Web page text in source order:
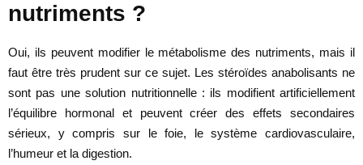
nutriments ?
Oui, ils peuvent modifier le métabolisme des nutriments, mais il
faut être très prudent sur ce sujet. Les stéroïdes anabolisants ne
sont pas une solution nutritionnelle : ils modifient artificiellement
l’équilibre hormonal et peuvent créer des effets secondaires
sérieux, y compris sur le foie, le système cardiovasculaire,
l’humeur et la digestion.